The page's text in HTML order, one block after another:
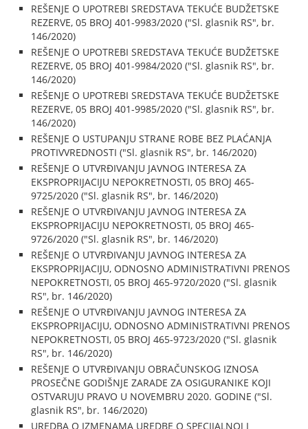
REŠENJE O UPOTREBI SREDSTAVA TEKUĆE BUDŽETSKE
REZERVE, 05 BROJ 401-9983/2020 ("Sl. glasnik RS", br.
146/2020)
REŠENJE O UPOTREBI SREDSTAVA TEKUĆE BUDŽETSKE
REZERVE, 05 BROJ 401-9984/2020 ("Sl. glasnik RS", br.
146/2020)
REŠENJE O UPOTREBI SREDSTAVA TEKUĆE BUDŽETSKE
REZERVE, 05 BROJ 401-9985/2020 ("Sl. glasnik RS", br.
146/2020)
REŠENJE O USTUPANJU STRANE ROBE BEZ PLAĆANJA
PROTIVVREDNOSTI ("Sl. glasnik RS", br. 146/2020)
REŠENJE O UTVRĐIVANJU JAVNOG INTERESA ZA
EKSPROPRIJACIJU NEPOKRETNOSTI, 05 BROJ 465-
9725/2020 ("Sl. glasnik RS", br. 146/2020)
REŠENJE O UTVRĐIVANJU JAVNOG INTERESA ZA
EKSPROPRIJACIJU NEPOKRETNOSTI, 05 BROJ 465-
9726/2020 ("Sl. glasnik RS", br. 146/2020)
REŠENJE O UTVRĐIVANJU JAVNOG INTERESA ZA
EKSPROPRIJACIJU, ODNOSNO ADMINISTRATIVNI PRENOS
NEPOKRETNOSTI, 05 BROJ 465-9720/2020 ("Sl. glasnik
RS", br. 146/2020)
REŠENJE O UTVRĐIVANJU JAVNOG INTERESA ZA
EKSPROPRIJACIJU, ODNOSNO ADMINISTRATIVNI PRENOS
NEPOKRETNOSTI, 05 BROJ 465-9723/2020 ("Sl. glasnik
RS", br. 146/2020)
REŠENJE O UTVRĐIVANJU OBRAČUNSKOG IZNOSA
PROSEČNE GODIŠNJE ZARADE ZA OSIGURANIKE KOJI
OSTVARUJU PRAVO U NOVEMBRU 2020. GODINE ("Sl.
glasnik RS", br. 146/2020)
UREDBA O IZMENAMA UREDBE O SPECIJALNOJ I